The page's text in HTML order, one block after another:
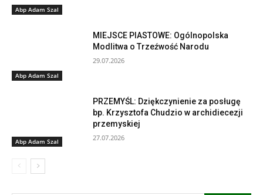
Abp Adam Szal
Abp Adam Szal
MIEJSCE PIASTOWE: Ogólnopolska
Modlitwa o Trzeźwość Narodu
29.07.2026
Abp Adam Szal
PRZEMYŚL: Dziękczynienie za posługę
bp. Krzysztofa Chudzio w archidiecezji
przemyskiej
27.07.2026